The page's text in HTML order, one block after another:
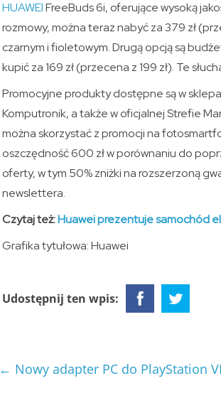
HUAWEIFreeBuds 6i, oferujące wysoką
rozmowy, można teraz nabyć za 379 zł
czarnym i fioletowym. Drugą opcją są
kupić za 169 zł (przecena z 199 zł). Te
Promocyjne produkty dostępne są w
Komputronik, a także w oficjalnej Strefie
można skorzystać z promocji na
oszczędność 600 zł w porównaniu do
oferty, w tym 50% zniżki na rozszerzoną
newslettera.
Czytaj też:Huawei prezentuje samochód
Grafika tytułowa: Huawei
Udostępnij ten wpis:
← Nowy adapter PC do PlayStation